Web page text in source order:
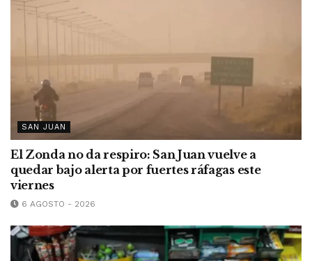
SAN JUAN
El Zonda no da respiro: San Juan vuelve a
quedar bajo alerta por fuertes ráfagas este
viernes
6 AGOSTO - 2026